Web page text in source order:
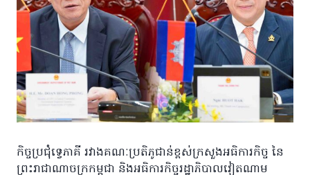
កិច្ចប្រជុំទ្វេភាគី រវាងគណៈប្រតិភូជាន់ខ្ពស់ក្រសួងអធិការកិច្ច នៃ
ព្រះរាជាណាចក្រកម្ពុជា និងអធិការកិច្ចរដ្ឋាភិបាលវៀតណាម